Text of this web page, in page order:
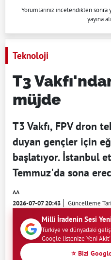
Yorumlarınız incelendikten sonra
yayına
Teknoloji
T3
müjde
T3 Vakfı, FPV dron
duyan gençler için
başlatıyor. İstanbul
Temmuz'da sona
AA
2026-07-07 20:43 Güncelleme
Milli İradenin Sesi
Türkiye ve dünyadaki
Google listenize Yeni
⭐ Bizi